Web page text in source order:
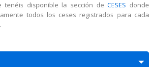
tenéis disponible la sección deCESES donde
todos los ceses registrados para cada